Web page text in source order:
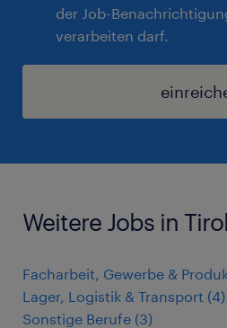
der Job-
verarbeiten darf.
Weitere Jobs in Tirol
Facharbeit, Gewerbe &
Lager, Logistik & Transport (4)
Sonstige Berufe (3)